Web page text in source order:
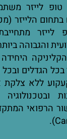
לייזר
לייזר
והגבוהה
בכל הגדלים
ללא צלקת